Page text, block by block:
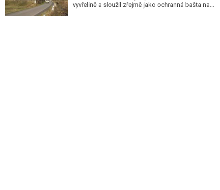
vyvřelině a sloužil zřejmě jako ochranná bašta na...